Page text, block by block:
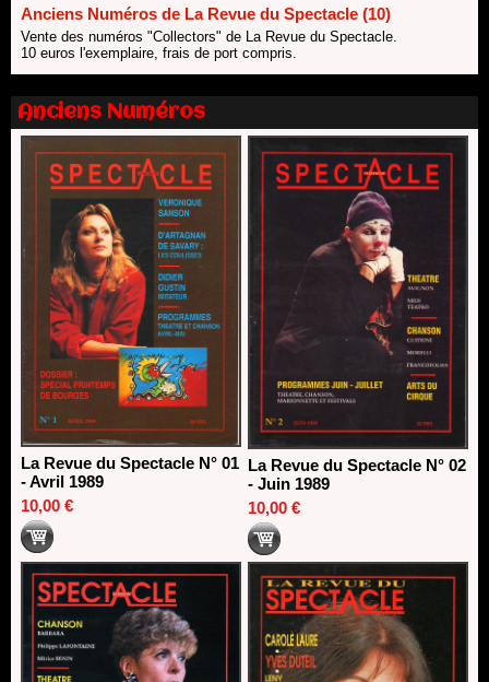
18/06/2026
Les 10 lauréats du Fonds Grandes Formes Théâtre 2026
SACD
13/06/2026
Nomination de Nathalie Garraud et Olivier Saccomano à la
direction du Théâtre de Gennevilliers - CDN
Dispositif SACD Auteurs d'espaces : les lauréats 2026
18/03/2026
Anciens Numéros de La Revue du Spectacle (10)
Vente des numéros "Collectors" de La Revue du Spectacle.
10 euros l'exemplaire, frais de port compris.
Anciens Numéros
La Revue du Spectacle N° 01
- Avril 1989
10,00 €
La Revue du Spectacle N° 02
- Juin 1989
10,00 €